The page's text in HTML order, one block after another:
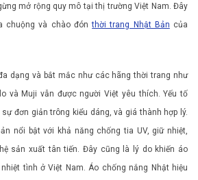
mở rộng quy mô tại thị trường Việt Nam. Đây
chuộng và chào đónthời trang Nhật Bản của
dạng và bắt mắc như các hãng thời trang như
và Muji vẫn được người Việt yêu thích. Yếu tố
đơn giản trông kiểu dáng, và giá thành hợp lý.
nổi bật với khả năng chống tia UV, giữ nhiệt,
sản xuất tân tiến. Đây cũng là lý do khiến áo
tình ở Việt Nam. Áo chống nắng Nhật hiệu